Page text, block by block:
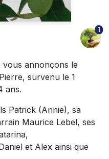
1
vous annonçons le
survenu le 1
ans.
Patrick (Annie), sa
Maurice Lebel, ses
et Alex ainsi que